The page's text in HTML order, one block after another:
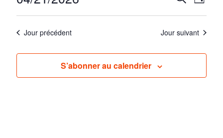
avril
2026
de
vues
de
vues
Jour
Sélectionnez
uneJour précédent Jour suivant
S’abonner au calendrier